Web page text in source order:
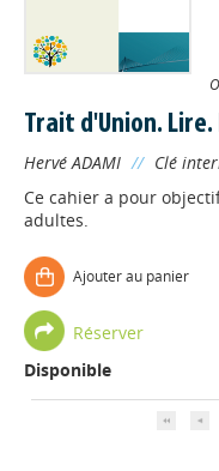
Trait d'Union. Lire.
Hervé ADAMI // Clé
Ce cahier a pour
adultes.
Ajouter au panier
Réserver
Disponible